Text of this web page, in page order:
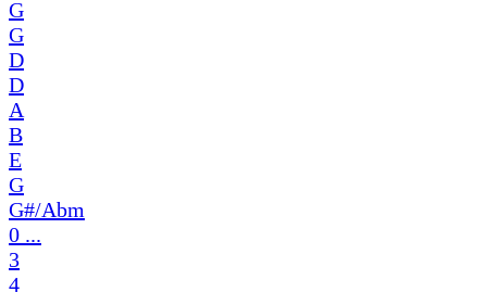
G
G
D
D
A
B
E
G
G#/Abm
0 ...
3
4